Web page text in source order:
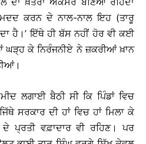
ਕਰਨ ਦੇ ਨਾਲ-ਨਾਲ ਇਹ (ਤਾਰੂ
ਹੈ।’ ਇੱਥੇ ਹੀ ਬੱਸ ਨਹੀਂ ਹੋਰ ਵੀ ਕਈ
ਕੇ ਨਿਰੰਜਨੀਏ ਨੇ ਜ਼ਕਰੀਆਂ ਖ਼ਾਨ
ਲਗਾਈ ਬੈਠੀ ਸੀ ਕਿ ਪਿੰਡਾਂ ਵਿਚ
ਸਰਕਾਰ ਦੀ ਹਾਂ ਵਿਚ ਹਾਂ ਮਿਲਾ ਕੇ
ਪ੍ਰਤੀ ਵਫ਼ਾਦਾਰ ਵੀ ਰਹਿਣ। ਪਰ